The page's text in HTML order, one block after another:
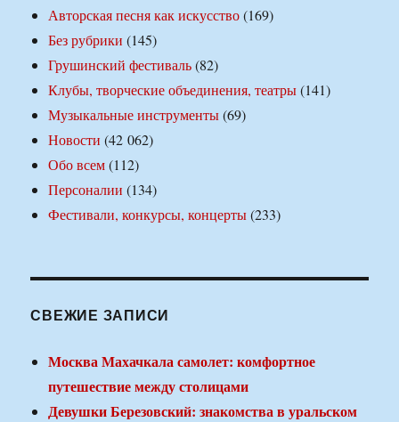
Авторская песня как искусство(169)
Без рубрики (145)
Грушинский фестиваль(82)
Клубы, творческие объединения, театры(141)
Музыкальные инструменты(69)
Новости (42 062)
Обо всем(112)
Персоналии (134)
Фестивали, конкурсы, концерты(233)
СВЕЖИЕ ЗАПИСИ
Москва Махачкала самолет: комфортное
путешествие между столицами
Девушки Березовский: знакомства в уральском